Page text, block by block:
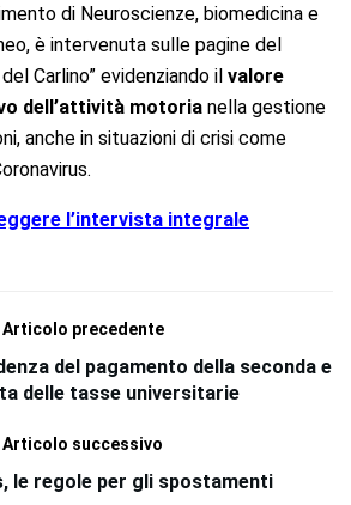
di Neuroscienze, biomedicina e
è intervenuta sulle pagine del
Carlino” evidenziando il valore
dell’attività motoria nella gestione
anche in situazioni di crisi come
l’intervista integrale
Articolo precedente
del pagamento della seconda e
delle tasse universitarie
Articolo successivo
le regole per gli spostamenti